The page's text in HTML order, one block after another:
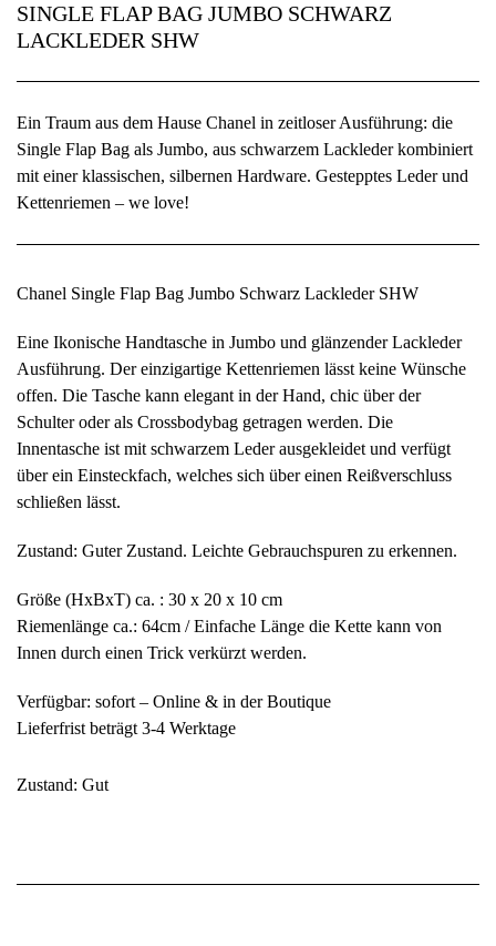
SINGLE FLAP BAG JUMBO SCHWARZ
LACKLEDER SHW
Ein Traum aus dem Hause Chanel in zeitloser Ausführung: die
Single Flap Bag als Jumbo, aus schwarzem Lackleder kombiniert
mit einer klassischen, silbernen Hardware. Gestepptes Leder und
Kettenriemen – we love!
Chanel Single Flap Bag Jumbo Schwarz Lackleder SHW
Eine Ikonische Handtasche in Jumbo und glänzender Lackleder
Ausführung. Der einzigartige Kettenriemen lässt keine Wünsche
offen. Die Tasche kann elegant in der Hand, chic über der
Schulter oder als Crossbodybag getragen werden. Die
Innentasche ist mit schwarzem Leder ausgekleidet und verfügt
über ein Einsteckfach, welches sich über einen Reißverschluss
schließen lässt.
Zustand: Guter Zustand. Leichte Gebrauchspuren zu erkennen.
Größe (HxBxT) ca. : 30 x 20 x 10 cm
Riemenlänge ca.: 64cm / Einfache Länge die Kette kann von
Innen durch einen Trick verkürzt werden.
Verfügbar: sofort – Online & in der Boutique
Lieferfrist beträgt 3-4 Werktage
Zustand: Gut